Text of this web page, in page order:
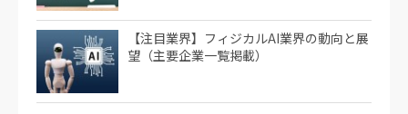
【注目業界】フィジカルAI業界の動向と展
望（主要企業一覧掲載）